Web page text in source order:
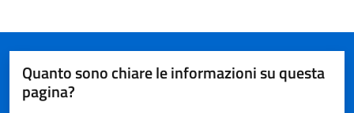
Quanto sono chiare le informazioni su questa
pagina?